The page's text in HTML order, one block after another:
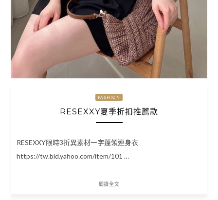
FASHION
RESEXXY夏季折扣推薦款
RESEXXY限時3折異素材一字蓬領連身衣
https://tw.bid.yahoo.com/item/101 …
閱讀全文